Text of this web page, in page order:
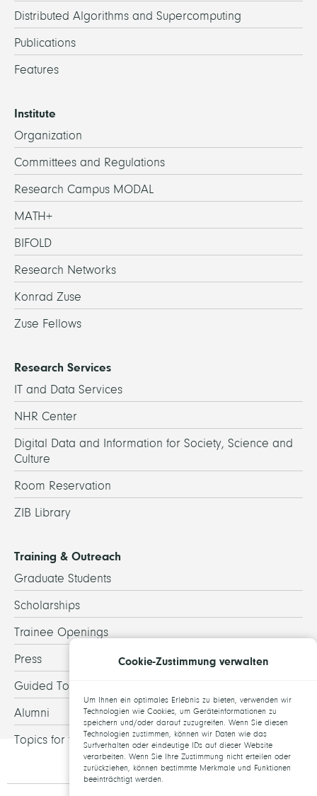
Distributed Algorithms and Supercomputing
Publications
Features
Institute
Organization
Committees and Regulations
Research Campus MODAL
MATH+
BIFOLD
Research Networks
Konrad Zuse
Zuse Fellows
Research Services
IT and Data Services
NHR Center
Digital Data and Information for Society, Science and
Culture
Room Reservation
ZIB Library
Training & Outreach
Graduate Students
Scholarships
Trainee Openings
Press
Guided Tours
Alumni
Topics for theses
Cookie-Zustimmung verwalten
Um Ihnen ein optimales Erlebnis zu bieten, verwenden wir
Technologien wie Cookies, um Geräteinformationen zu
speichern und/oder darauf zuzugreifen. Wenn Sie diesen
Technologien zustimmen, können wir Daten wie das
Surfverhalten oder eindeutige IDs auf dieser Website
verarbeiten. Wenn Sie Ihre Zustimmung nicht erteilen oder
zurückziehen, können bestimmte Merkmale und Funktionen
beeinträchtigt werden.